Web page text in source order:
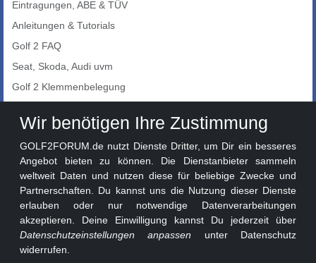
Eintragungen, ABE & TÜV
Anleitungen & Tutorials
Golf 2 FAQ
Seat, Skoda, Audi uvm
Golf 2 Klemmenbelegung
Auto-Showroom
Golf 2 Lackcodes
Sonderversionen
Sonstige Marken
Wir benötigen Ihre Zustimmung
GOLF2FORUM.de nutzt Dienste Dritter, um Dir ein besseres
Angebot bieten zu können. Die Dienstanbieter sammeln
weltweit Daten und nutzen diese für beliebige Zwecke und
Partnerschaften. Du kannst uns die Nutzung dieser Dienste
erlauben oder nur notwendige Datenverarbeitungen
akzeptieren. Deine Einwilligung kannst Du jederzeit über
Datenschutzeinstellungen anpassen unter Datenschutz
widerrufen.